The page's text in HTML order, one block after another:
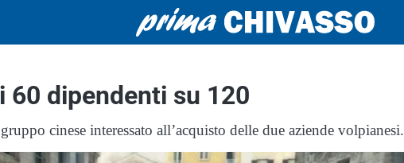
60 dipendenti su 120
cinese interessato all’acquisto delle due aziende volpianesi.